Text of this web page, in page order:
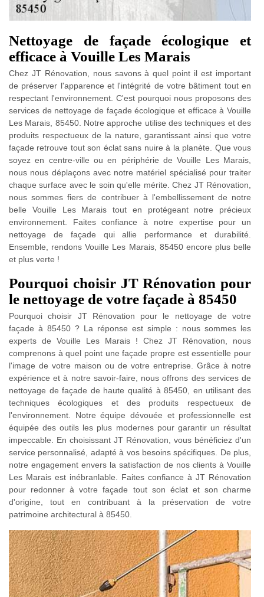
Nettoyage de façade écologique et
efficace à Vouille Les Marais
Chez JT Rénovation, nous savons à quel point il est important
de préserver l'apparence et l'intégrité de votre bâtiment tout en
respectant l'environnement. C'est pourquoi nous proposons des
services de nettoyage de façade écologique et efficace à Vouille
Les Marais, 85450. Notre approche utilise des techniques et des
produits respectueux de la nature, garantissant ainsi que votre
façade retrouve tout son éclat sans nuire à la planète. Que vous
soyez en centre-ville ou en périphérie de Vouille Les Marais,
nous nous déplaçons avec notre matériel spécialisé pour traiter
chaque surface avec le soin qu'elle mérite. Chez JT Rénovation,
nous sommes fiers de contribuer à l'embellissement de notre
belle Vouille Les Marais tout en protégeant notre précieux
environnement. Faites confiance à notre expertise pour un
nettoyage de façade qui allie performance et durabilité.
Ensemble, rendons Vouille Les Marais, 85450 encore plus belle
et plus verte !
Pourquoi choisir JT Rénovation pour
le nettoyage de votre façade à 85450
Pourquoi choisir JT Rénovation pour le nettoyage de votre
façade à 85450 ? La réponse est simple : nous sommes les
experts de Vouille Les Marais ! Chez JT Rénovation, nous
comprenons à quel point une façade propre est essentielle pour
l'image de votre maison ou de votre entreprise. Grâce à notre
expérience et à notre savoir-faire, nous offrons des services de
nettoyage de façade de haute qualité à 85450, en utilisant des
techniques écologiques et des produits respectueux de
l'environnement. Notre équipe dévouée et professionnelle est
équipée des outils les plus modernes pour garantir un résultat
impeccable. En choisissant JT Rénovation, vous bénéficiez d'un
service personnalisé, adapté à vos besoins spécifiques. De plus,
notre engagement envers la satisfaction de nos clients à Vouille
Les Marais est inébranlable. Faites confiance à JT Rénovation
pour redonner à votre façade tout son éclat et son charme
d'origine, tout en contribuant à la préservation de votre
patrimoine architectural à 85450.